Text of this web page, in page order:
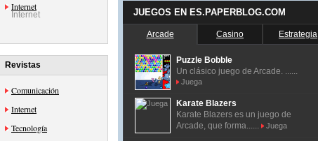
Internet
Internet
Revistas
Comunicación
Internet
Tecnología
JUEGOS EN ES.PAPERBLOG.COM
Arcade Casino Estrategia
Puzzle Bobble
Un clásico juego de Arcade. ......
Juega
Karate Blazers
Karate Blazers es un juego de
Arcade, que forma......
Juega